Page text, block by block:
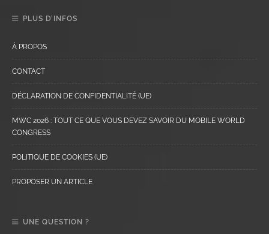
PLUS D’INFOS
À PROPOS
CONTACT
DÉCLARATION DE CONFIDENTIALITÉ (UE)
MWC 2026 : TOUT CE QUE VOUS DEVEZ SAVOIR DU MOBILE WORLD
CONGRESS
POLITIQUE DE COOKIES (UE)
PROPOSER UN ARTICLE
UNE QUESTION ?